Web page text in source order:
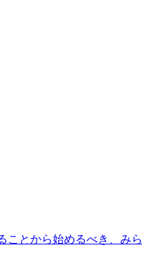
ことから始めるべき、み